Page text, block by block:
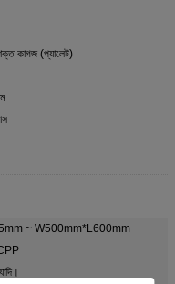
কাগজ (প্যালেট)
~ W500mm*L600mm